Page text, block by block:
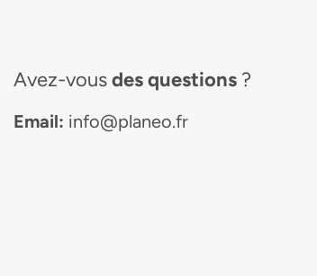
Avez-vousdes questions ?
Email: info@planeo.fr